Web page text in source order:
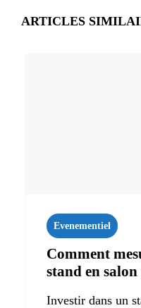
ARTICLES
Evenementiel
Comment
stand en
Investir dans un